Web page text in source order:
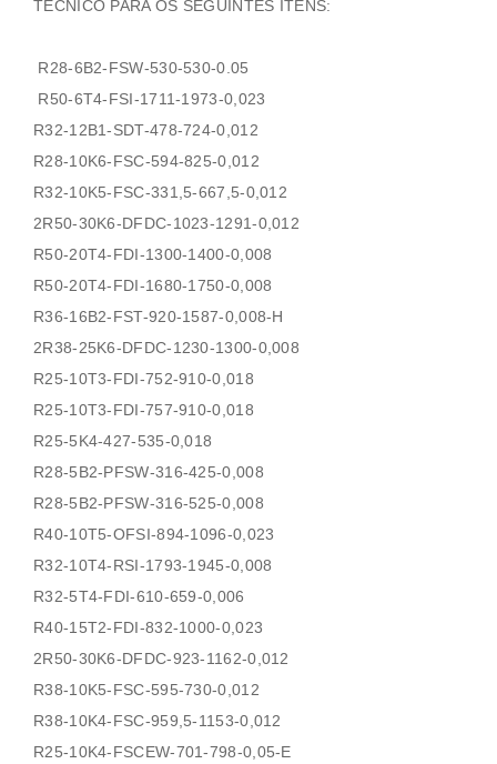
TÉCNICO PARA OS SEGUINTES ÍTENS:
R28-6B2-FSW-530-530-0.05
R50-6T4-FSI-1711-1973-0,023
R32-12B1-SDT-478-724-0,012
R28-10K6-FSC-594-825-0,012
R32-10K5-FSC-331,5-667,5-0,012
2R50-30K6-DFDC-1023-1291-0,012
R50-20T4-FDI-1300-1400-0,008
R50-20T4-FDI-1680-1750-0,008
R36-16B2-FST-920-1587-0,008-H
2R38-25K6-DFDC-1230-1300-0,008
R25-10T3-FDI-752-910-0,018
R25-10T3-FDI-757-910-0,018
R25-5K4-427-535-0,018
R28-5B2-PFSW-316-425-0,008
R28-5B2-PFSW-316-525-0,008
R40-10T5-OFSI-894-1096-0,023
R32-10T4-RSI-1793-1945-0,008
R32-5T4-FDI-610-659-0,006
R40-15T2-FDI-832-1000-0,023
2R50-30K6-DFDC-923-1162-0,012
R38-10K5-FSC-595-730-0,012
R38-10K4-FSC-959,5-1153-0,012
R25-10K4-FSCEW-701-798-0,05-E